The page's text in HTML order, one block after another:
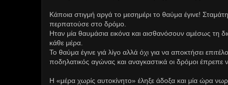
Κάποια στιγμή αργά το μεσημέρι το θαύμα έγινε!
περπατούσε στο δρόμο.
Ηταν μία θαυμάσια εικόνα και αισθανόσουν αμέσως τη
κάθε μέρα.
Το θαύμα έγινε γιά λίγο αλλά όχι για να αποκτήσει
ποδηλατικός αγώνας και αναγκαστικά οι δρόμοι έπρεπε να
Η «μέρα χωρίς αυτοκίνητο» έληξε άδοξα και μία ώρα